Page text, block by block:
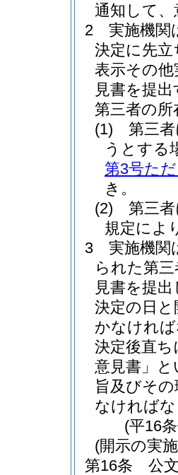
通知して
2
実施機関
決定に先
表示その
見書を提
第三者の
(1)
第三
うとする
第3号た
き。
(2)
第三
規定によ
3
実施機関
られた第
見書を提
決定の日
かなけれ
決定後直ち
意見書」と
旨及びそ
なければ
(平16
(開示の実
第16条
公